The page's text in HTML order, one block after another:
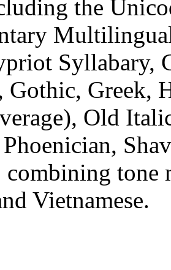
the
Syllabary,
Greek,
Old
Phoenician,
tone
Vietnamese.